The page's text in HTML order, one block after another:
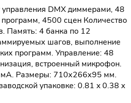
DMX диммерами, 48
4500 сцен Количество
Память: 4 банка по 12
шагов, выполнение
программ. Управление: 48
встроенный микрофон.
Размеры: 710х266х95 мм.
упаковке: 0.81 x 0.38 x